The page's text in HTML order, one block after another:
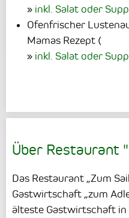
inkl. Salat oder
Ofenfrischer
Mamas Rezept (
inkl. Salat oder
Über Restaurant
Das Restaurant „Zum
Gastwirtschaft „zum
älteste Gastwirtschaft